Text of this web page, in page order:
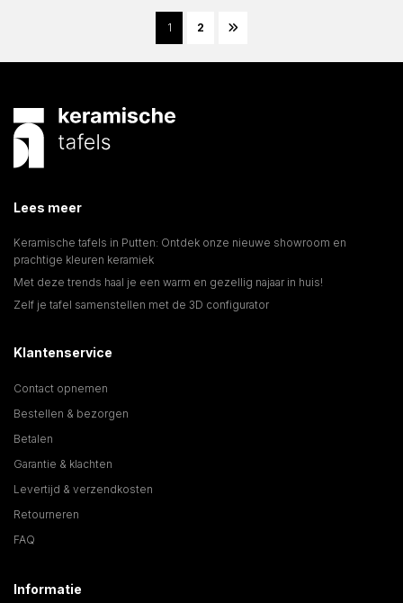
1 2
Lees meer
Keramische tafels in Putten: Ontdek onze nieuwe showroom en
prachtige kleuren keramiek
Met deze trends haal je een warm en gezellig najaar in huis!
Zelf je tafel samenstellen met de 3D configurator
Klantenservice
Contact opnemen
Bestellen & bezorgen
Betalen
Garantie & klachten
Levertijd & verzendkosten
Retourneren
FAQ
Informatie